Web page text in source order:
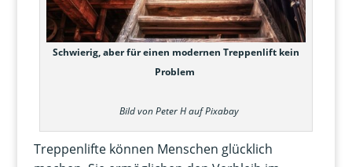
Schwierig, aber für einen modernen Treppenlift kein
Problem
Bild von Peter H aufPixabay
Treppenlifte können Menschen glücklich